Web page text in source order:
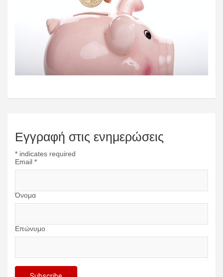
Εγγραφή στις ενημερώσεις
* indicates required
Email *
Όνομα
Επώνυμο